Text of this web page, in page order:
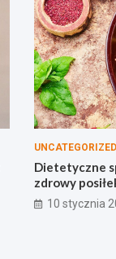
UNCATEGORIZED
Dietetyczne
zdrowy
10 stycznia